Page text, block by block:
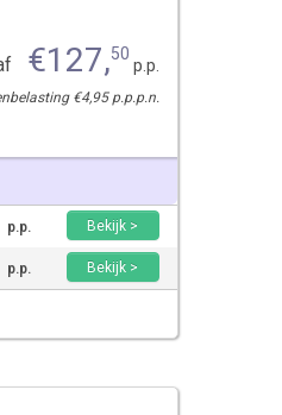
€127,50p.p.
€4,95 p.p.p.n.
p.p.
Bekijk >
p.p. Bekijk >